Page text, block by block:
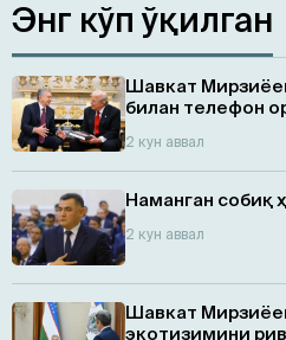
Энг кўп ўқилган
Шавкат
билан телефон
2 кун аввал
Наманган собиқ
2 кун аввал
Шавкат
экотизимини